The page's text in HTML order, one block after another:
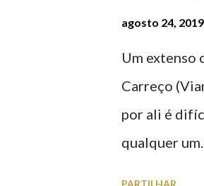
agosto 24, 2019
Um extenso
Carreço
por ali é
qualquer
PARTILHAR